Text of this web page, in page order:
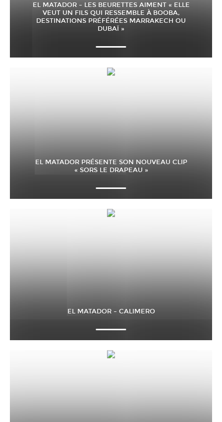
EL MATADOR – LES BEURETTES AIMENT « ELLE
VEUT UN FILS QUI RESSEMBLE À BOOBA,
DESTINATIONS PRÉFÉRÉES MARRAKECH OU
DUBAÏ »
EL MATADOR PRÉSENTE SON NOUVEAU CLIP
« SORS LE DRAPEAU »
EL MATADOR – CALIMERO